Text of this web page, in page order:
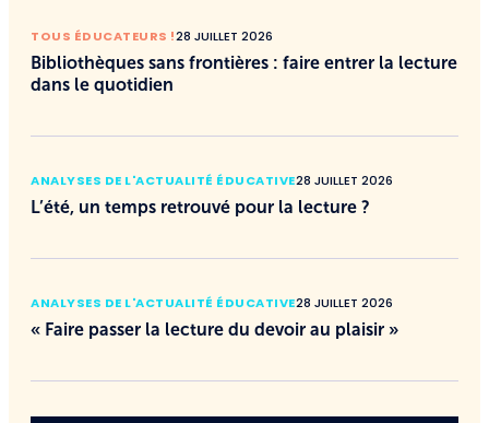
TOUS ÉDUCATEURS !28 JUILLET 2026
Bibliothèques sans frontières : faire entrer la lecture
dans le quotidien
ANALYSES DE L'ACTUALITÉ ÉDUCATIVE28 JUILLET 2026
L’été, un temps retrouvé pour la lecture ?
ANALYSES DE L'ACTUALITÉ ÉDUCATIVE28 JUILLET 2026
« Faire passer la lecture du devoir au plaisir »